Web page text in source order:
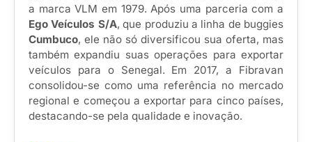
a marca VLM em 1979. Após uma parceria com a
Ego Veículos S/A, que produziu a linha de buggies
Cumbuco, ele não só diversificou sua oferta, mas
também expandiu suas operações para exportar
veículos para o Senegal. Em 2017, a Fibravan
consolidou-se como uma referência no mercado
regional e começou a exportar para cinco países,
destacando-se pela qualidade e inovação.